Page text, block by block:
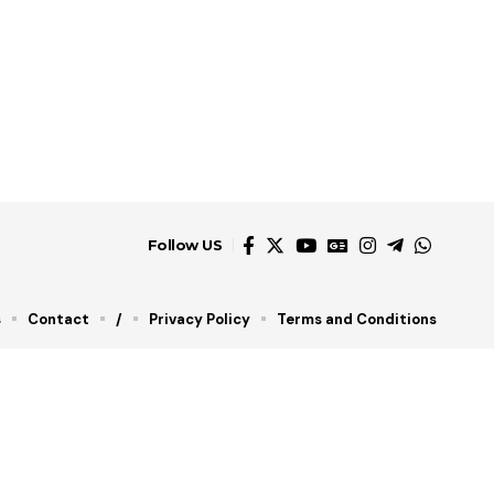
Follow US
Contact / Privacy Policy Terms and Conditions